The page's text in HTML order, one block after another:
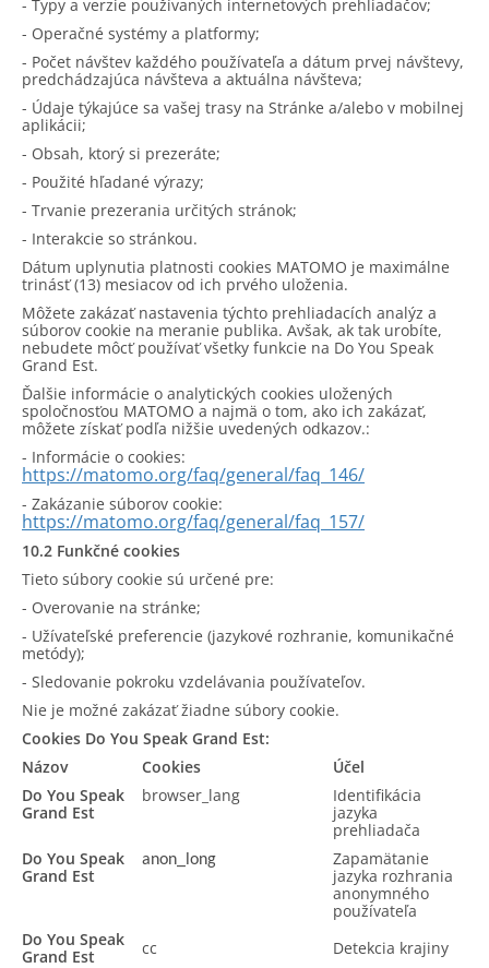
- Typy a verzie používaných internetových prehliadačov;
- Operačné systémy a platformy;
- Počet návštev každého používateľa a dátum prvej návštevy,
predchádzajúca návšteva a aktuálna návšteva;
- Údaje týkajúce sa vašej trasy na Stránke a/alebo v mobilnej
aplikácii;
- Obsah, ktorý si prezeráte;
- Použité hľadané výrazy;
- Trvanie prezerania určitých stránok;
- Interakcie so stránkou.
Dátum uplynutia platnosti cookies MATOMO je maximálne
trinásť (13) mesiacov od ich prvého uloženia.
Môžete zakázať nastavenia týchto prehliadacích analýz a
súborov cookie na meranie publika. Avšak, ak tak urobíte,
nebudete môcť používať všetky funkcie na Do You Speak
Grand Est.
Ďalšie informácie o analytických cookies uložených
spoločnosťou MATOMO a najmä o tom, ako ich zakázať,
môžete získať podľa nižšie uvedených odkazov.:
- Informácie o cookies:
https://matomo.org/faq/general/faq_146/
- Zakázanie súborov cookie:
https://matomo.org/faq/general/faq_157/
10.2 Funkčné cookies
Tieto súbory cookie sú určené pre:
- Overovanie na stránke;
- Užívateľské preferencie (jazykové rozhranie, komunikačné
metódy);
- Sledovanie pokroku vzdelávania používateľov.
Nie je možné zakázať žiadne súbory cookie.
Cookies Do You Speak Grand Est:
Názov
Cookies
Účel
Do You Speak
Grand Est
browser_lang
Identifikácia
jazyka
prehliadača
Do You Speak
Grand Est
anon_long
Zapamätanie
jazyka rozhrania
anonymného
používateľa
Do You Speak
Grand Est
cc
Detekcia krajiny